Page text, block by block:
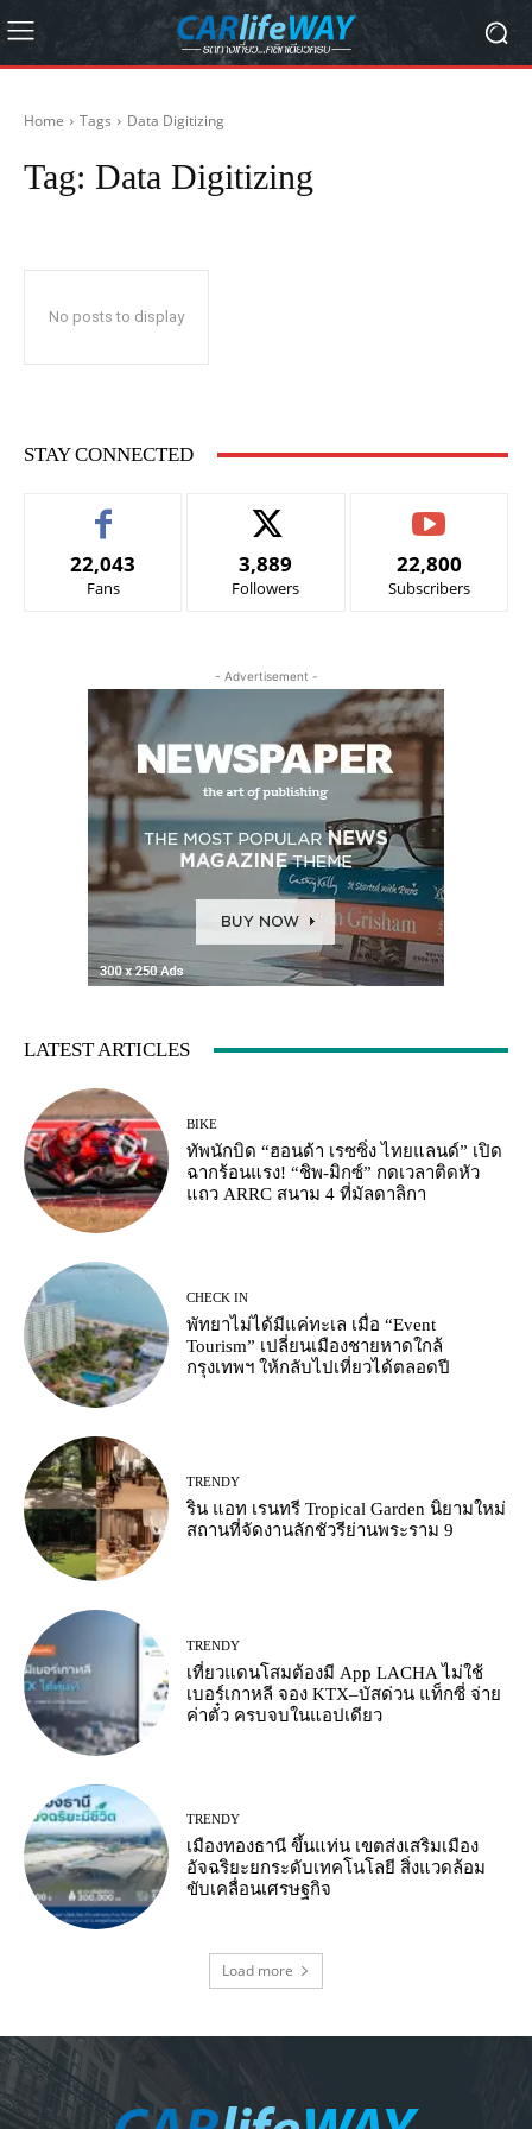
Home Tags Data Digitizing
Tag: Data Digitizing
No posts to display
STAY CONNECTED
22,043
Fans
3,889
Followers
22,800
Subscribers
- Advertisement -
LATEST ARTICLES
BIKE
ทัพนักบิด “ฮอนด้า เรซซิ่ง ไทยแลนด์” เปิด
ฉากร้อนแรง! “ชิพ-มิกซ์” กดเวลาติดหัว
แถว ARRC สนาม 4 ที่มัลดาลิกา
CHECK IN
พัทยาไม่ได้มีแค่ทะเล เมื่อ “Event
Tourism” เปลี่ยนเมืองชายหาดใกล้
กรุงเทพฯ ให้กลับไปเที่ยวได้ตลอดปี
TRENDY
ริน แอท เรนทรี Tropical Garden นิยามใหม่
สถานที่จัดงานลักชัวรีย่านพระราม 9
TRENDY
เที่ยวแดนโสมต้องมี App LACHA ไม่ใช้
เบอร์เกาหลี จอง KTX–บัสด่วน แท็กซี่ จ่าย
ค่าตั๋ว ครบจบในแอปเดียว
TRENDY
เมืองทองธานี ขึ้นแท่น เขตส่งเสริมเมือง
อัจฉริยะยกระดับเทคโนโลยี สิ่งแวดล้อม
ขับเคลื่อนเศรษฐกิจ
Load more